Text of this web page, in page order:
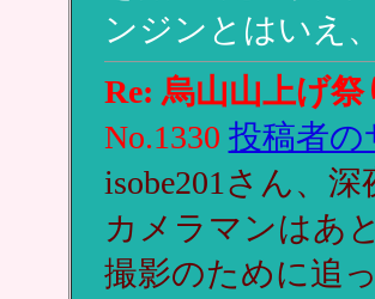
ンジンとはいえ
Re: 烏山山上げ
No.1330 投稿者の
isobe201さん、
カメラマンはあ
撮影のために追